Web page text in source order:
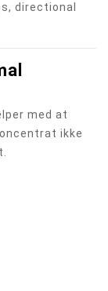
directional
med at
ikke